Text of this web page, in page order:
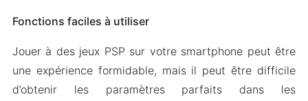
Fonctions faciles à utiliser
Jouer à des jeux PSP sur votre smartphone peut être
une expérience formidable, mais il peut être difficile
d’obtenir les paramètres parfaits dans les